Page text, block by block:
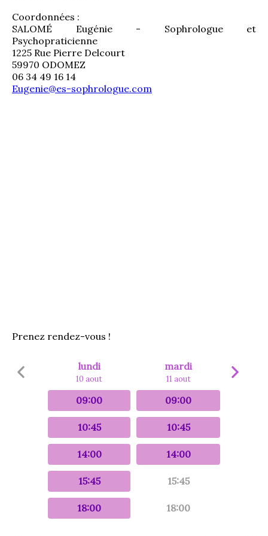
Coordonnées :
SALOMÉ Eugénie - Sophrologue et
Psychopraticienne
1225 Rue Pierre Delcourt
59970 ODOMEZ
06 34 49 16 14
Eugenie@es-sophrologue.com
Prenez rendez-vous !
lundi
10 aout
09:00
10:45
14:00
15:45
18:00
mardi
11 aout
09:00
10:45
14:00
15:45
18:00